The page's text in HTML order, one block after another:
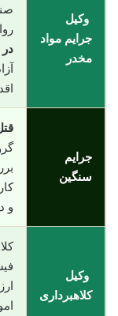
وکیل
جرایم مواد
مخدر
در
جرایم
سنگین
و
وکیل
کلاهبرداری